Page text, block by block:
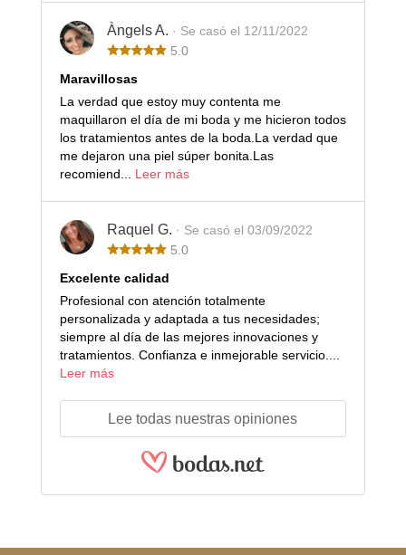
Àngels A. · Se casó el 12/11/2022
5.0
Maravillosas
La verdad que estoy muy contenta me
maquillaron el día de mi boda y me hicieron todos
los tratamientos antes de la boda.La verdad que
me dejaron una piel súper bonita.Las
recomiend... Leer más
Raquel G. · Se casó el 03/09/2022
5.0
Excelente calidad
Profesional con atención totalmente
personalizada y adaptada a tus necesidades;
siempre al día de las mejores innovaciones y
tratamientos. Confianza e inmejorable servicio....
Leer más
Lee todas nuestras opiniones